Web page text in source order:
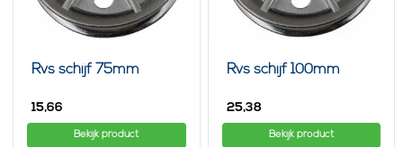
Rvs schijf 75mm
15,66
Bekijk product
Rvs schijf 100mm
25,38
Bekijk product